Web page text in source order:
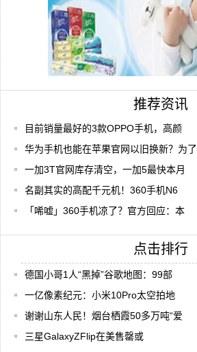
推荐资讯
目前销量最好的3款OPPO手机，高颜
华为手机也能在苹果官网以旧换新？为了
一加3T官网库存清空，一加5最快本月
名副其实的高配千元机！360手机N6
「唏嘘」360手机凉了？官方回应：本
点击排行
德国小哥1人“黑掉”谷歌地图：99部
一亿像素纪元：小米10Pro太空拍地
谢谢山东人民！烟台栖霞50多万吨“爱
三星GalaxyZFlip在美售罄或